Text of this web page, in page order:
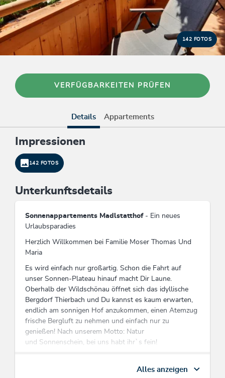
142 FOTOS
VERFÜGBARKEITEN PRÜFEN
Details Appartements
Impressionen
142 FOTOS
Unterkunftsdetails
Sonnenappartements Madlstatthof- Ein neues
Urlaubsparadies
Herzlich Willkommen bei Familie Moser Thomas Und
Maria
Es wird einfach nur großartig. Schon die Fahrt auf
unser Sonnen-Plateau hinauf macht Dir Laune.
Oberhalb der Wildschönau öffnet sich das idyllische
Bergdorf Thierbach und Du kannst es kaum erwarten,
endlich am sonnigen Hof anzukommen, einen Atemzug
frische Bergluft zu nehmen und einfach nur zu
genießen! Nach unserem Motto: Natur
und Sonnenschein, bei uns habt ihr`s fein!
schlagen, dort wo unsere Katzen, Kälbchen, Hasen,
Alles anzeigen